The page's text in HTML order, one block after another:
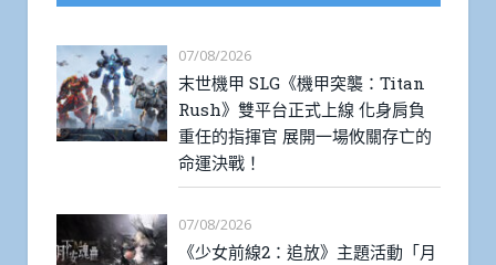
07/08/2026
末世機甲 SLG《機甲突襲：Titan
Rush》雙平台正式上線 化身肩負
重任的指揮官 展開一場攸關存亡的
命運決戰！
07/08/2026
《少女前線2：追放》主題活動「月